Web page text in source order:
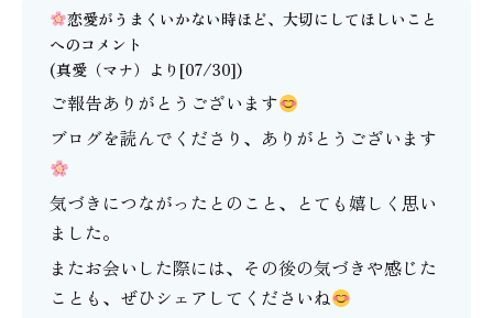
恋愛がうまくいかない時ほど、大切にしてほしいこと
へのコメント
(真愛（マナ） より[07/30])
ご報告ありがとうございます
ブログを読んでくださり、ありがとうございます
気づきにつながったとのこと、とても嬉しく思い
ました。
またお会いした際には、その後の気づきや感じた
ことも、ぜひシェアしてくださいね